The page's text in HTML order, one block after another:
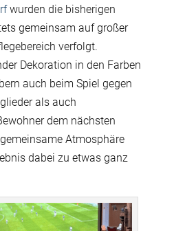
wurden die bisherigen
gemeinsam auf großer
verfolgt.
Dekoration in den Farben
auch beim Spiel gegen
als auch
dem nächsten
Atmosphäre
dabei zu etwas ganz